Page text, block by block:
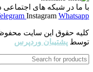
با ما در شبکه های اجتماعی
Instagram Whatsapp
کلیه حقوق این سایت
توسط پشتیبان وردپرس